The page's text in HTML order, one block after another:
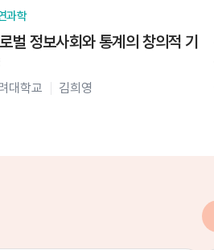
과학
벌 정보사회와 통계의 창의적 기
대학교 김희영